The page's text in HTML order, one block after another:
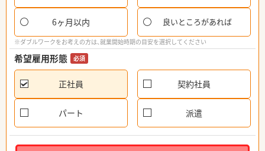
6ヶ月以内 良いところがあれば
※ダブルワークをお考えの方は、就業開始時期の目安を選択してください
希望雇用形態 必須
正社員 契約社員
パート 派遣